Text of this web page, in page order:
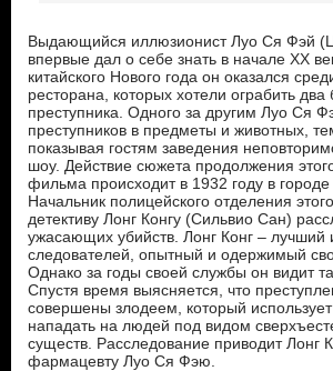
Выдающийся иллюзионист Луо Ся Фэй
впервые дал о себе знать в начале ХХ
китайского Нового года он оказался
ресторана, которых хотели ограбить два
преступника. Одного за другим Луо Ся
преступников в предметы и животных,
показывая гостям заведения
шоу. Действие сюжета продолжения
фильма происходит в 1932 году в городе
Начальник полицейского отделения
детективу Лонг Конгу (Сильвио Сан)
ужасающих убийств. Лонг Конг – лучший
следователей, опытный и одержимый
Однако за годы своей службы он видит
Спустя время выясняется, что
совершены злодеем, который
нападать на людей под видом
существ. Расследование приводит Лонг
фармацевту Луо Ся Фэю.